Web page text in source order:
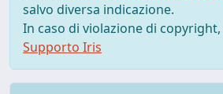
salvo diversa indicazione.
In caso di violazione di
Supporto Iris